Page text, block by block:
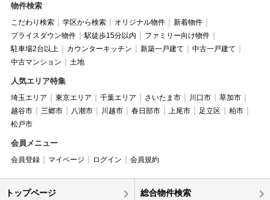
物件検索
こだわり検索 学区から検索 オリジナル物件
新着物件
プライスダウン物件
駅徒歩15分以内
ファミリー向け物件
駐車場2台以上
カウンターキッチン 新築一戸建て
中古一戸建て
中古マンション
土地
人気エリア特集
埼玉エリア 東京エリア 千葉エリア さいたま市 川口市
草加市
越谷市
三郷市 八潮市 川越市 春日部市 上尾市 足立区
柏市
松戸市
会員メニュー
会員登録 マイページ ログイン 会員規約
トップページ 総合物件検索